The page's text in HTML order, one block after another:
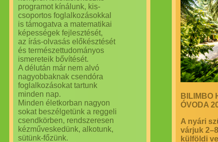
programot kínálunk, kis-
csoportos foglalkozásokkal
is támogatva a matematikai
képességek fejlesztését,
az írás-olvasás előkésztését
és természettudományos
ismereteik bővítését.
A délután már nem alvó
nagyobbaknak csendóra
foglalkozásokat tartunk
minden nap.
Minden életkorban nagyon
sokat beszélgetünk a reggeli
csendkörben, rendszeresen
kézműveskedünk, alkotunk,
sütünk-főzünk.
BILIMBO
ÓVODA
A nyári
várjuk
külföldi